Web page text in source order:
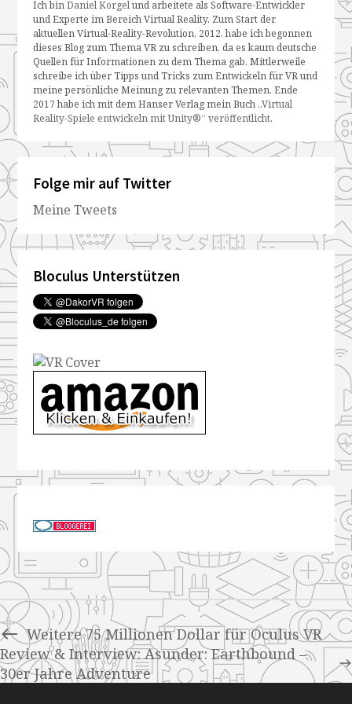
Ich binDaniel Korgelund arbeitete als Software-Entwickler
und Experte im Bereich Virtual Reality. Zum Start der
aktuellen Virtual-Reality-Revolution, 2012, habe ich begonnen
dieses Blog zum Thema VR zu schreiben, da es kaum deutsche
Quellen für Informationen zu dem Thema gab. Mittlerweile
schreibe ich über Tipps und Tricks zum Entwickeln für VR und
meine persönliche Meinung zu relevanten Themen. Ende
2017 habe ich mit dem Hanser Verlag mein Buch „Virtual
Reality-Spiele entwickeln mit Unity®“ veröffentlicht.
Folge mir auf Twitter
Meine Tweets
Bloculus Unterstützen
Weitere 75 Millionen Dollar für Oculus VR
Review & Interview: Asunder: Earthbound –
30er Jahre Adventure